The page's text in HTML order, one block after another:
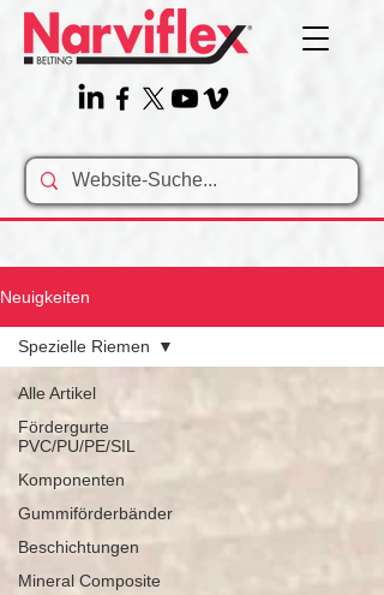
Neuigkeiten
Alle Artikel
Fördergurte
PVC/PU/PE/SIL
Komponenten
Gummiförderbänder
Beschichtungen
Mineral Composite
Spezielle Riemen